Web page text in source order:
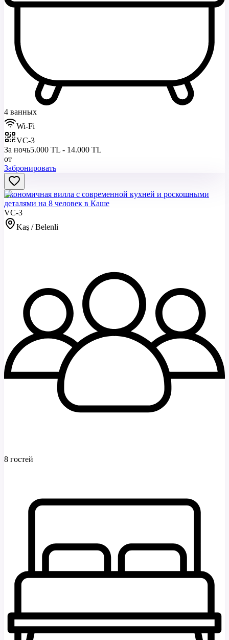
4 ванных
Wi-Fi
VC-3
За ночь5.000 TL - 14.000 TL
от
Забронировать
Экономичная вилла с современной кухней и роскошными
деталями на 8 человек в Каше
VC-3
Kaş / Belenli
8 гостей